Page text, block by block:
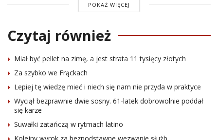
POKAŻ WIĘCEJ
Czytaj również
Miał być pellet na zimę, a jest strata 11 tysięcy złotych
Za szybko we Frąckach
Lepiej tę wiedzę mieć i niech się nam nie przyda w praktyce
Wyciął bezprawnie dwie sosny. 61-latek dobrowolnie poddał
się karze
Suwałki zatańczą w rytmach latino